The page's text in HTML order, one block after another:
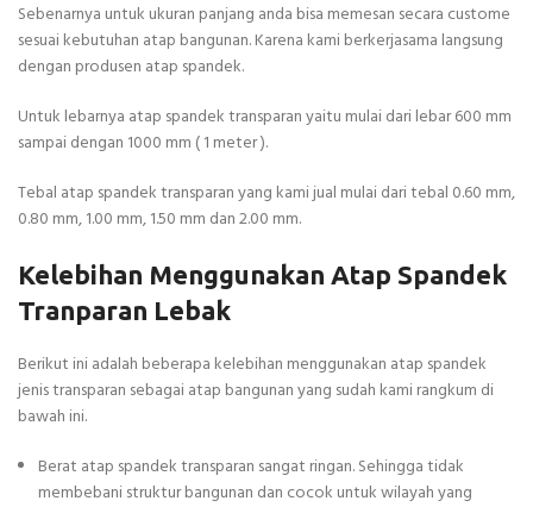
Sebenarnya untuk ukuran panjang anda bisa memesan secara custome
sesuai kebutuhan atap bangunan. Karena kami berkerjasama langsung
dengan produsen atap spandek.
Untuk lebarnya atap spandek transparan yaitu mulai dari lebar 600 mm
sampai dengan 1000 mm ( 1 meter ).
Tebal atap spandek transparan yang kami jual mulai dari tebal 0.60 mm,
0.80 mm, 1.00 mm, 1.50 mm dan 2.00 mm.
Kelebihan Menggunakan Atap Spandek
Tranparan Lebak
Berikut ini adalah beberapa kelebihan menggunakan atap spandek
jenis transparan sebagai atap bangunan yang sudah kami rangkum di
bawah ini.
Berat atap spandek transparan sangat ringan. Sehingga tidak
membebani struktur bangunan dan cocok untuk wilayah yang